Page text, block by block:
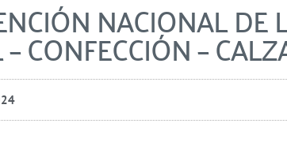
NACIONAL DE
CONFECCIÓN –